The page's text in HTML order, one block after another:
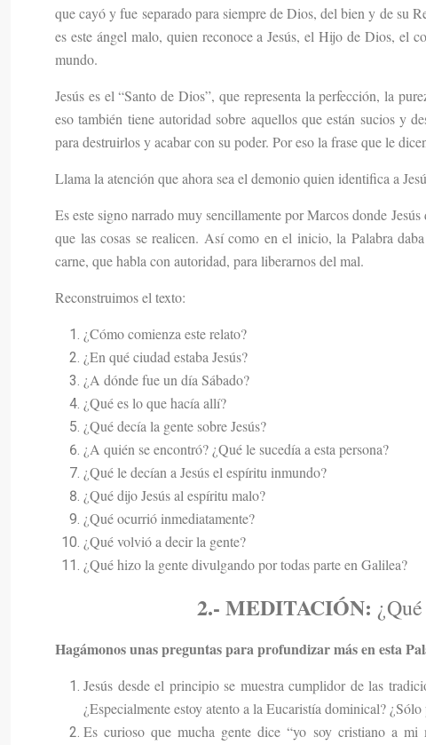
que cayó y fue separado para siempre de Dios, del bien y de su
es este ángel malo, quien reconoce a Jesús, el Hijo de Dios, el
mundo.
Jesús es el “Santo de Dios”, que representa la perfección, la
eso también tiene autoridad sobre aquellos que están sucios y
para destruirlos y acabar con su poder. Por eso la frase que le
Llama la atención que ahora sea el demonio quien identifica a
Es este signo narrado muy sencillamente por Marcos donde
que las cosas se realicen. Así como en el inicio, la Palabra
carne, que habla con autoridad, para liberarnos del mal.
Reconstruimos el texto:
¿Cómo comienza este relato?
¿En qué ciudad estaba Jesús?
¿A dónde fue un día Sábado?
¿Qué es lo que hacía allí?
¿Qué decía la gente sobre Jesús?
¿A quién se encontró? ¿Qué le sucedía a esta persona?
¿Qué le decían a Jesús el espíritu inmundo?
¿Qué dijo Jesús al espíritu malo?
¿Qué ocurrió inmediatamente?
¿Qué volvió a decir la gente?
¿Qué hizo la gente divulgando por todas parte en Galilea?
2.- MEDITACIÓN:
Hagámonos unas preguntas para profundizar más en esta
Jesús desde el principio se muestra cumplidor de las
¿Especialmente estoy atento a la Eucaristía dominical?
Es curioso que mucha gente dice “yo soy cristiano a mi